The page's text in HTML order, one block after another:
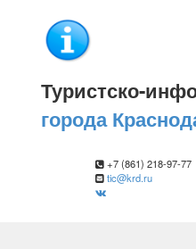
Туристско-
города
+7 (861) 218-97-77
tic@krd.ru